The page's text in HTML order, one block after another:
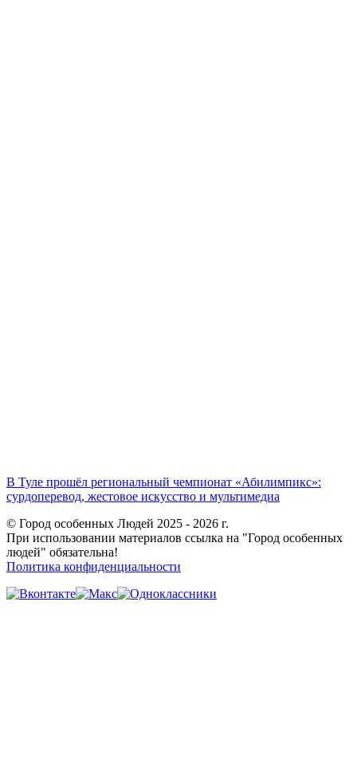
В Туле прошёл региональный чемпионат «Абилимпикс»:
сурдоперевод, жестовое искусство и мультимедиа
© Город особенных Людей 2025 - 2026 г.
При использовании материалов ссылка на "Город особенных
людей" обязательна!
Политика конфиденциальности